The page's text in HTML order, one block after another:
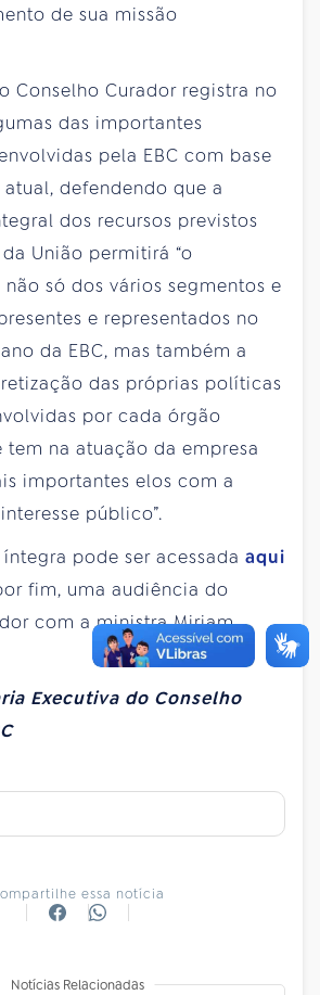
de sua missão
Conselho Curador registra no
das importantes
pela EBC com base
defendendo que a
dos recursos previstos
União permitirá “o
só dos vários segmentos e
e representados no
da EBC, mas também a
das próprias políticas
por cada órgão
tem na atuação da empresa
importantes elos com a
público”.
pode ser acessada aqui
fim, uma audiência do
com a ministra Miriam
Executiva do Conselho
essa notícia
Notícias Relacionadas